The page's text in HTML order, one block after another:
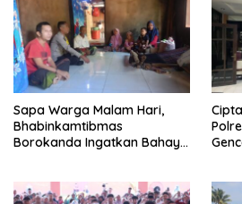
Sapa Warga Malam Hari,
Bhabinkamtibmas
Borokanda Ingatkan Bahaya